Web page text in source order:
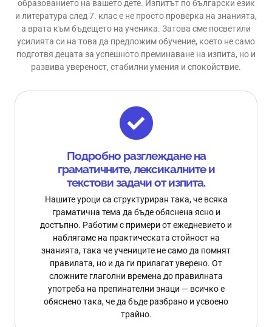
образованието на вашето дете. Изпитът по български език
и литература след 7. клас е не просто проверка на знанията,
а врата към бъдещето на ученика. Затова сме посветили
усилията си на това да предложим обучение, което не само
подготвя децата за успешното преминаване на изпита, но и
развива увереност, стабилни умения и спокойствие.
Подробно разглеждане на
граматичните, лексикалните и
текстови задачи от изпита.
Нашите уроци са структуриран така, че всяка
граматична тема да бъде обяснена ясно и
достъпно. Работим с примери от ежедневието и
наблягаме на практическата стойност на
знанията, така че учениците не само да помнят
правилата, но и да ги прилагат уверено. От
сложните глаголни времена до правилната
употреба на препинателни знаци — всичко е
обяснено така, че да бъде разбрано и усвоено
трайно.